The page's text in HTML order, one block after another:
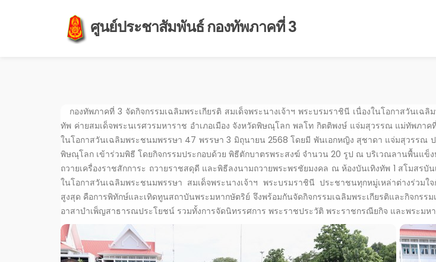
ศูนย์ประชาสัมพันธ์ กองทัพภาคที่ 3
กองทัพภาคที่ 3 จัดกิจกรรมเฉลิมพระเกียรติ สมเด็จพระนางเจ้าฯ พระบรมราชินี เนื่องในโอกาสวัน
ทัพ ค่ายสมเด็จพระนเรศวรมหาราช อำเภอเมือง จังหวัดพิษณุโลก พลโท กิตติพงษ์ แจ่มสุวรรณ แม่ทัพภาค
ในโอกาสวันเฉลิมพระชนมพรรษา 47 พรรษา 3 มิถุนายน 2568 โดยมี พันเอกหญิง สุชาดา แจ่มสุวรร
พิษณุโลก เข้าร่วมพิธี โดยกิจกรรมประกอบด้วย พิธีตักบาตรพระสงฆ์ จำนวน 20 รูป ณ บริเวณลานพื้นแ
ถวายเครื่องราชสักการะ ถวายราชสดุดี และพิธีลงนามถวายพระพรชัยมงคล ณ ห้องบันเทิงทัพ 1 สโมส
ในโอกาสวันเฉลิมพระชนมพรรษา สมเด็จพระนางเจ้าฯ พระบรมราชินี ประชาชนทุกหมู่เหล่าต่างร่วม
สูงสุด คือการพิทักษ์และเทิดทูนสถาบันพระมหากษัตริย์ จึงพร้อมกันจัดกิจกรรมเฉลิมพระเกียรติและกิจกรร
อาสาบำเพ็ญสาธารณประโยชน์ รวมทั้งการจัดนิทรรศการ พระราชประวัติ พระราชกรณียกิจ และพระมห